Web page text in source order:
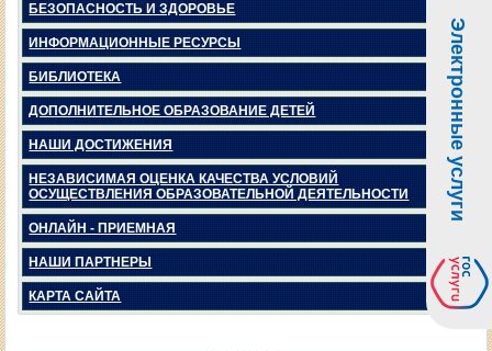
БЕЗОПАСНОСТЬ И ЗДОРОВЬЕ
ИНФОРМАЦИОННЫЕ РЕСУРСЫ
БИБЛИОТЕКА
ДОПОЛНИТЕЛЬНОЕ ОБРАЗОВАНИЕ ДЕТЕЙ
НАШИ ДОСТИЖЕНИЯ
НЕЗАВИСИМАЯ ОЦЕНКА КАЧЕСТВА УСЛОВИЙ
ОСУЩЕСТВЛЕНИЯ ОБРАЗОВАТЕЛЬНОЙ ДЕЯТЕЛЬНОСТИ
ОНЛАЙН - ПРИЕМНАЯ
НАШИ ПАРТНЕРЫ
КАРТА САЙТА
Электронные услуги